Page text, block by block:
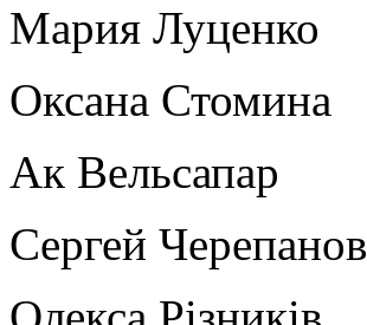
Мария Луценко
Оксана Стомина
Ак Вельсапар
Сергей Черепанов